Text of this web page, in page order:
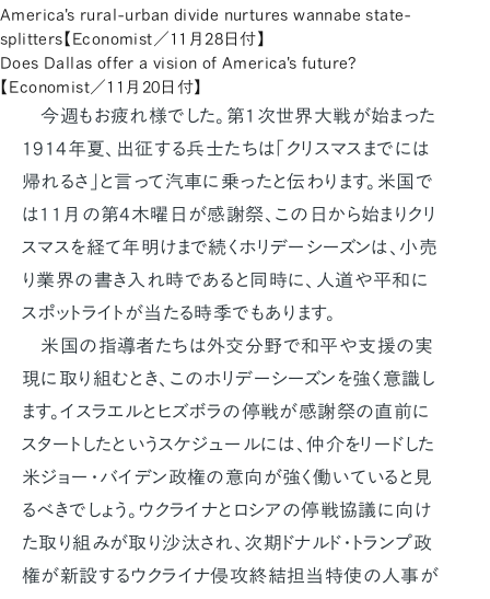
America's rural-urban divide nurtures wannabe state-
splitters【Economist／11月28日付】
Does Dallas offer a vision of America's future?
【Economist／11月20日付】
今週もお疲れ様でした。第1次世界大戦が始まった
1914年夏、出征する兵士たちは「クリスマスまでには
帰れるさ」と言って汽車に乗ったと伝わります。米国で
は11月の第4木曜日が感謝祭、この日から始まりクリ
スマスを経て年明けまで続くホリデーシーズンは、小売
り業界の書き入れ時であると同時に、人道や平和に
スポットライトが当たる時季でもあります。
米国の指導者たちは外交分野で和平や支援の実
現に取り組むとき、このホリデーシーズンを強く意識し
ます。イスラエルとヒズボラの停戦が感謝祭の直前に
スタートしたというスケジュールには、仲介をリードした
米ジョー・バイデン政権の意向が強く働いていると見
るべきでしょう。ウクライナとロシアの停戦協議に向け
た取り組みが取り沙汰され、次期ドナルド・トランプ政
権が新設するウクライナ侵攻終結担当特使の人事が